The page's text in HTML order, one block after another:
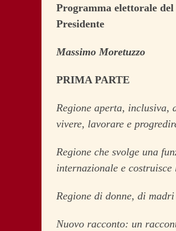
Programma elettorale
Presidente
Massimo Moretuzzo
PRIMA PARTE
Regione aperta, inclusiva,
vivere, lavorare e
Regione che svolge una
internazionale e costruisce
Regione di donne, di
Nuovo racconto: un